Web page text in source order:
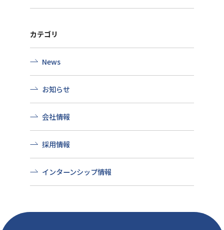
カテゴリ
News
お知らせ
会社情報
採用情報
インターンシップ情報